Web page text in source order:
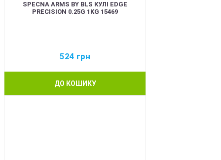
SPECNA ARMS BY BLS КУЛІ EDGE
PRECISION 0.25G 1KG 15469
524 грн
ДО КОШИКУ